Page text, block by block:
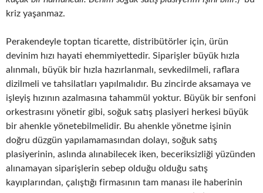
kriz yaşanmaz.
Perakendeyle toptan ticarette, distribütörler için, ürün
devinim hızı hayati ehemmiyettedir. Siparişler büyük hızla
alınmalı, büyük bir hızla hazırlanmalı, sevkedilmeli, raflara
dizilmeli ve tahsilatları yapılmalıdır. Bu zincirde aksamaya ve
işleyiş hızının azalmasına tahammül yoktur. Büyük bir senfoni
orkestrasını yönetir gibi, soğuk satış plasiyeri herkesi büyük
bir ahenkle yönetebilmelidir. Bu ahenkle yönetme işinin
doğru düzgün yapılamamasından dolayı, soğuk satış
plasiyerinin, aslında alınabilecek iken, beceriksizliği yüzünden
alınamayan siparişlerin sebep olduğu olduğu satış
kayıplarından, çalıştığı firmasının tam manası ile haberinin